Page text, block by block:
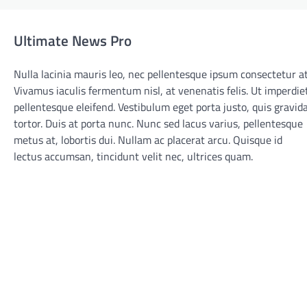
Ultimate News Pro
Nulla lacinia mauris leo, nec pellentesque ipsum consectetur
Vivamus iaculis fermentum nisl, at venenatis felis. Ut
pellentesque eleifend. Vestibulum eget porta justo, quis
tortor. Duis at porta nunc. Nunc sed lacus varius, pellentesque
metus at, lobortis dui. Nullam ac placerat arcu. Quisque id
lectus accumsan, tincidunt velit nec, ultrices quam.